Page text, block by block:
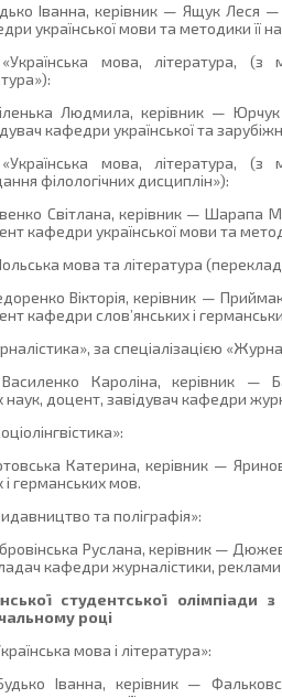
Іванна, керівник — Ящук Леся
української мови та методики її
«Українська мова, література,
Людмила, керівник —
кафедри української та
«Українська мова, література,
філологічних дисциплін»):
Світлана, керівник — Шарапа
кафедри української мови та
мова та література
Вікторія, керівник —
кафедри слов’янських і
за спеціалізацією
Кароліна, керівник —
наук, доцент, завідувач кафедри
Катерина, керівник —
і германських мов.
та поліграфія»:
Руслана, керівник —
кафедри журналістики, реклами
студентської олімпіади
році
мова і література»:
Іванна, керівник —